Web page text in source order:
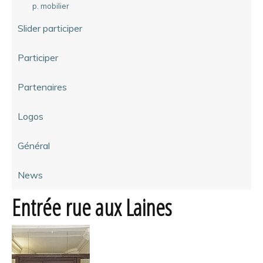
p. mobilier
Slider participer
Participer
Partenaires
Logos
Général
News
Entrée rue aux Laines